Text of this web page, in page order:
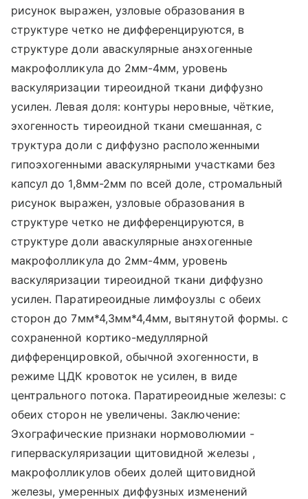
рисунок выражен, узловые образования в
структуре четко не дифференцируются, в
структуре доли аваскулярные анэхогенные
макрофолликула до 2мм-4мм, уровень
васкуляризации тиреоидной ткани диффузно
усилен. Левая доля: контуры неровные, чёткие,
эхогенность тиреоидной ткани смешанная, с
труктура доли с диффузно расположенными
гипоэхогенными аваскулярными участками без
капсул до 1,8мм-2мм по всей доле, стромальный
рисунок выражен, узловые образования в
структуре четко не дифференцируются, в
структуре доли аваскулярные анэхогенные
макрофолликула до 2мм-4мм, уровень
васкуляризации тиреоидной ткани диффузно
усилен. Паратиреоидные лимфоузлы с обеих
сторон до 7мм*4,3мм*4,4мм, вытянутой формы. с
сохраненной кортико-медуллярной
дифференцировкой, обычной эхогенности, в
режиме ЦДК кровоток не усилен, в виде
центрального потока. Паратиреоидные железы: с
обеих сторон не увеличены. Заключение:
Эхографические признаки нормоволюмии -
гиперваскуляризации щитовидной железы ,
макрофолликулов обеих долей щитовидной
железы, умеренных диффузных изменений